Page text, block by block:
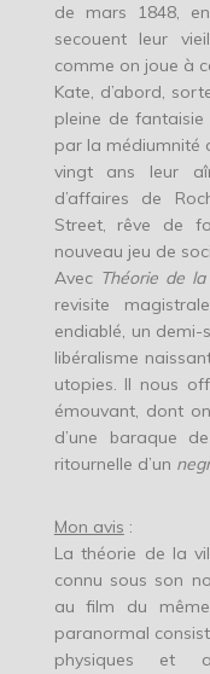
de mars 1848,
secouent leur
comme on joue à
Kate, d’abord,
pleine de
par la médiumnité
vingt ans leur
d’affaires de
Street, rêve de
nouveau jeu de
AvecThéorie de la
revisite
endiablé, un
libéralisme
utopies. Il nous
émouvant, dont
d’une baraque
ritournelle d’un
Mon avis :
La théorie de la
connu sous son
au film du même
paranormal
physiques et